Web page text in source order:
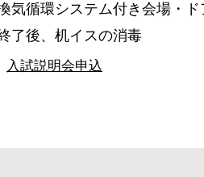
気循環システム付き会場・
了後、机イスの消毒
入試説明会申込